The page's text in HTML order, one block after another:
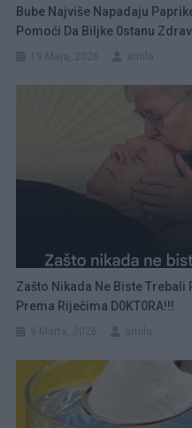
Bube Najviše Napadaju
Pomoći Da Biljke 0stanu
Zašto Nikada Ne Biste
Prema Riječima D0KT0RA!!!